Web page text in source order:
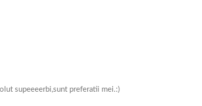
supeeeerbi,sunt preferatii mei.:)